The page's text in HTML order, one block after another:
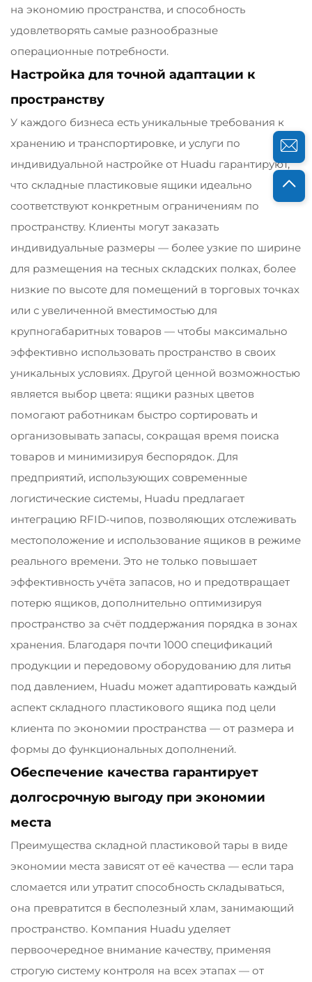
на экономию пространства, и способность
удовлетворять самые разнообразные
операционные потребности.
Настройка для точной адаптации к
пространству
У каждого бизнеса есть уникальные требования к
хранению и транспортировке, и услуги по
индивидуальной настройке от Huadu гарантируют,
что складные пластиковые ящики идеально
соответствуют конкретным ограничениям по
пространству. Клиенты могут заказать
индивидуальные размеры — более узкие по ширине
для размещения на тесных складских полках, более
низкие по высоте для помещений в торговых точках
или с увеличенной вместимостью для
крупногабаритных товаров — чтобы максимально
эффективно использовать пространство в своих
уникальных условиях. Другой ценной возможностью
является выбор цвета: ящики разных цветов
помогают работникам быстро сортировать и
организовывать запасы, сокращая время поиска
товаров и минимизируя беспорядок. Для
предприятий, использующих современные
логистические системы, Huadu предлагает
интеграцию RFID-чипов, позволяющих отслеживать
местоположение и использование ящиков в режиме
реального времени. Это не только повышает
эффективность учёта запасов, но и предотвращает
потерю ящиков, дополнительно оптимизируя
пространство за счёт поддержания порядка в зонах
хранения. Благодаря почти 1000 спецификаций
продукции и передовому оборудованию для литья
под давлением, Huadu может адаптировать каждый
аспект складного пластикового ящика под цели
клиента по экономии пространства — от размера и
формы до функциональных дополнений.
Обеспечение качества гарантирует
долгосрочную выгоду при экономии
места
Преимущества складной пластиковой тары в виде
экономии места зависят от её качества — если тара
сломается или утратит способность складываться,
она превратится в бесполезный хлам, занимающий
пространство. Компания Huadu уделяет
первоочередное внимание качеству, применяя
строгую систему контроля на всех этапах — от